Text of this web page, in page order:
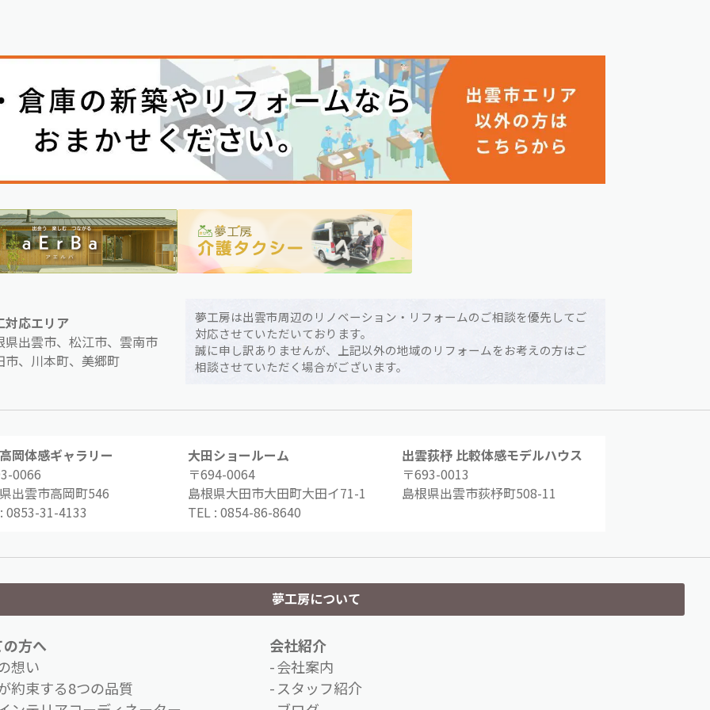
対応エリア
県出雲市、松江市、雲南市
市、川本町、美郷町
夢工房は出雲市周辺のリノベーション・リフォームのご相談を優先してご
対応させていただいております。
誠に申し訳ありませんが、上記以外の地域のリフォームをお考えの方はご
相談させていただく場合がございます。
岡体感ギャラリー
0066
出雲市高岡町546
0853-31-4133
大田ショールーム
〒694-0064
島根県大田市大田町大田イ71-1
TEL : 0854-86-8640
出雲荻杼 比較体感モデルハウス
〒693-0013
島根県出雲市荻杼町508-11
夢工房について
方へ
想い
約束する8つの品質
会社紹介
会社案内
スタッフ紹介